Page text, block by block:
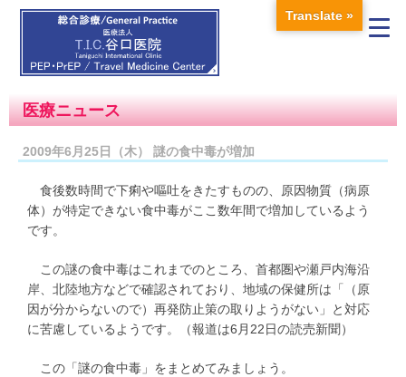
医療ニュース
2009年6月25日（木） 謎の食中毒が増加
食後数時間で下痢や嘔吐をきたすものの、原因物質（病原
体）が特定できない食中毒がここ数年間で増加しているよう
です。
この謎の食中毒はこれまでのところ、首都圏や瀬戸内海沿
岸、北陸地方などで確認されており、地域の保健所は「（原
因が分からないので）再発防止策の取りようがない」と対応
に苦慮しているようです。（報道は6月22日の読売新聞）
この「謎の食中毒」をまとめてみましょう。
Translate »